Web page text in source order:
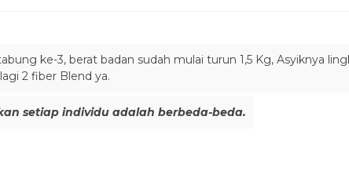
ke-3, berat badan sudah mulai turun 1,5 Kg, Asyiknya
2 fiber Blend ya.
setiap individu adalah berbeda-beda.